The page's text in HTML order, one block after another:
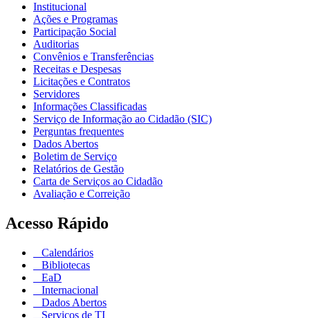
Institucional
Ações e Programas
Participação Social
Auditorias
Convênios e Transferências
Receitas e Despesas
Licitações e Contratos
Servidores
Informações Classificadas
Serviço de Informação ao Cidadão (SIC)
Perguntas frequentes
Dados Abertos
Boletim de Serviço
Relatórios de Gestão
Carta de Serviços ao Cidadão
Avaliação e Correição
Acesso Rápido
Calendários
Bibliotecas
EaD
Internacional
Dados Abertos
Serviços de TI